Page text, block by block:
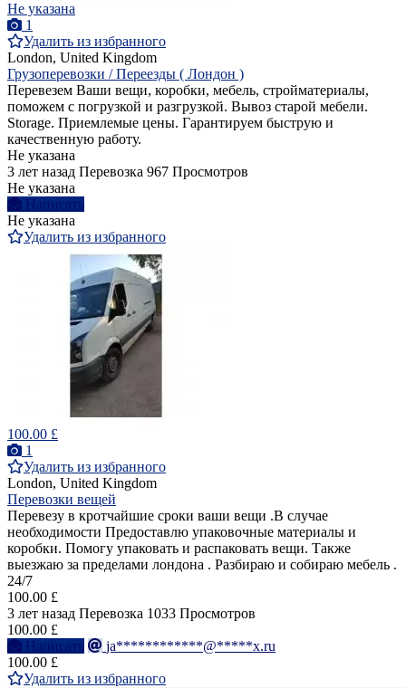
Не указана
1
Удалить из избранного
London, United Kingdom
Грузоперевозки / Переезды ( Лондон )
Перевезем Ваши вещи, коробки, мебель, стройматериалы,
поможем с погрузкой и разгрузкой. Вывоз старой мебели.
Storage. Приемлемые цены. Гарантируем быструю и
качественную работу.
Не указана
3 лет назад Перевозка 967 Просмотров
Не указана
Написать
Не указана
Удалить из избранного
100.00 £
1
Удалить из избранного
London, United Kingdom
Перевозки вещей
Перевезу в кротчайшие сроки ваши вещи .В случае
необходимости Предоставлю упаковочные материалы и
коробки. Помогу упаковать и распаковать вещи. Также
выезжаю за пределами лондона . Разбираю и собираю мебель .
24/7
100.00 £
3 лет назад Перевозка 1033 Просмотров
100.00 £
Написать
ja************@*****x.ru
100.00 £
Удалить из избранного